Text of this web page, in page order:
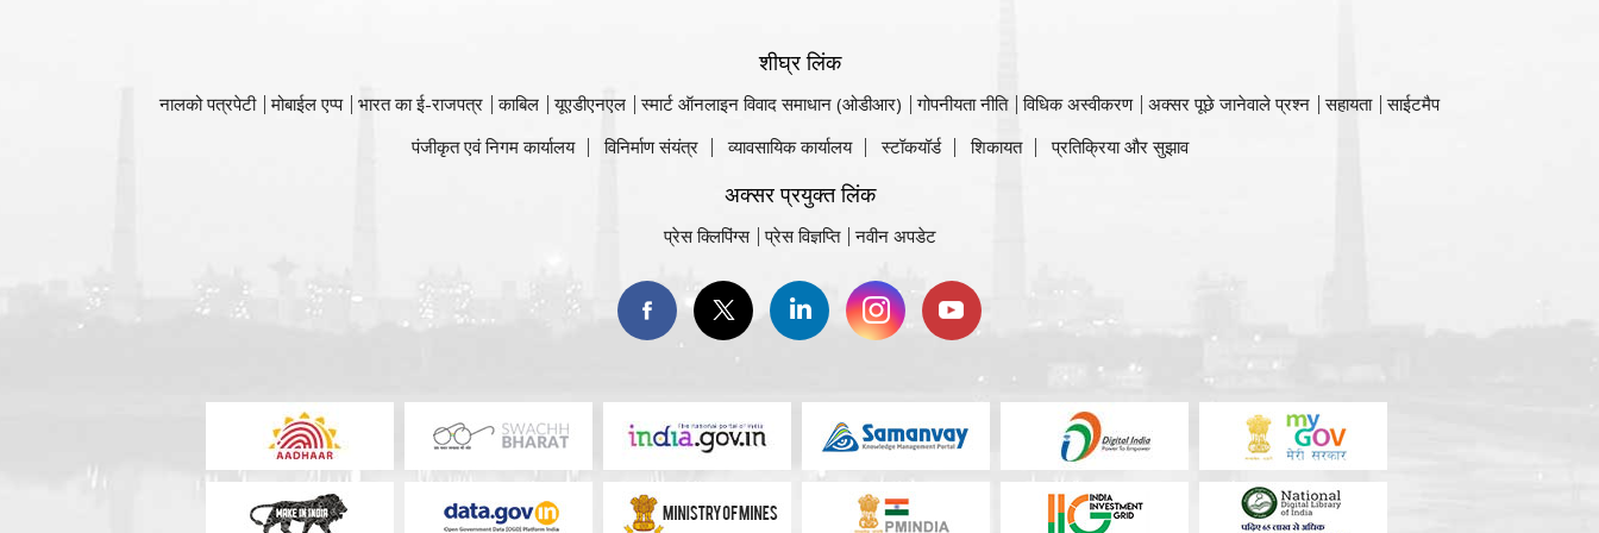
शीघ्र लिंक
नालको पत्रपेटी मोबाईल एप्प भारत का ई-राजपत्र काबिल यूएडीएनएल स्मार्ट ऑनलाइन विवाद समाधान (ओडीआर) गोपनीयता नीति विधिक अस्वीकरण अक्सर पूछे जानेवाले प्रश्न सहायता
साईटमैप
पंजीकृत एवं निगम कार्यालय
विनिर्माण संयंत्र व्यावसायिक कार्यालय स्टॉकयॉर्ड शिकायत प्रतिक्रिया और सुझाव
अक्सर प्रयुक्त लिंक
प्रेस क्लिपिंग्स प्रेस विज्ञप्ति नवीन अपडेट